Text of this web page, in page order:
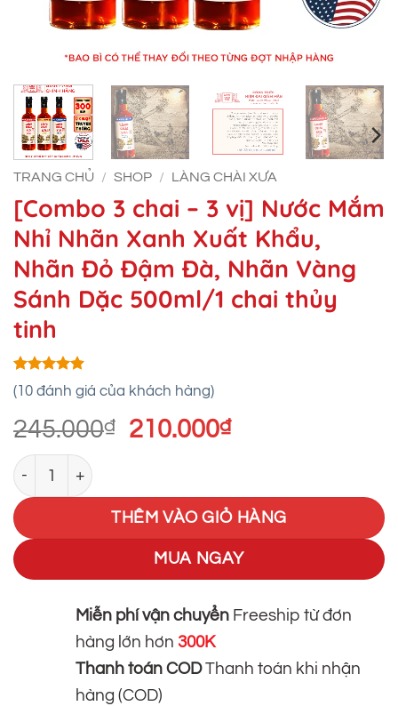
TRANG CHỦ / SHOP / LÀNG CHÀI XƯA
[Combo 3 chai – 3 vị] Nước Mắm
Nhỉ Nhãn Xanh Xuất Khẩu,
Nhãn Đỏ Đậm Đà, Nhãn Vàng
Sánh Dặc 500ml/1 chai thủy
tinh
4.9trên 5
dựa trên
10
(10 đánh giá của khách hàng)
245.000₫
Giá
245.000₫.
210.000₫Giá
là:
210.000₫.
[Combo 3 chai - 3 vị] Nước Mắm Nhỉ Nhãn Xanh Xuất
THÊM VÀO GIỎ HÀNG
MUA NGAY
Miễn phí vận chuyểnFreeship từ đơn
hàng lớn hơn 300K
Thanh toán CODThanh toán khi nhận
hàng (COD)